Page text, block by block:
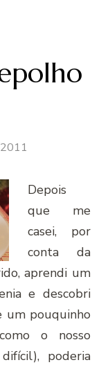
Depois
que me
casei, por
conta da
aprendi um
e descobri
um pouquinho
o nosso
poderia